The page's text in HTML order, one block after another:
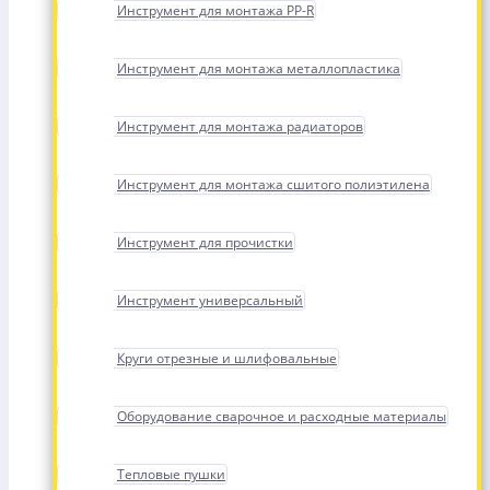
Инструмент для монтажа PP-R
Инструмент для монтажа металлопластика
Инструмент для монтажа радиаторов
Инструмент для монтажа сшитого полиэтилена
Инструмент для прочистки
Инструмент универсальный
Круги отрезные и шлифовальные
Оборудование сварочное и расходные материалы
Тепловые пушки